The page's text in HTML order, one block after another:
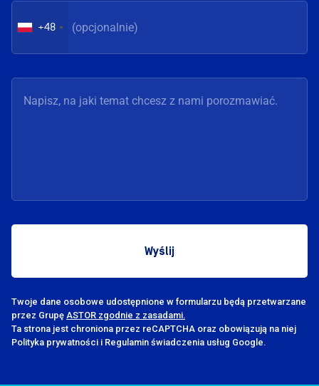
+48
Twoje dane osobowe udostępnione w formularzu będą przetwarzane
przez Grupę ASTOR zgodnie z zasadami.
Ta strona jest chroniona przez reCAPTCHA oraz obowiązują na niej
Polityka prywatności i Regulamin świadczenia usług Google.